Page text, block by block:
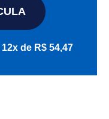
de R$ 54,47